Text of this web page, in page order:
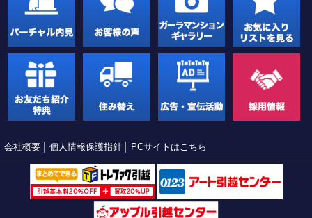
会社概要 個人情報保護指針 PCサイトはこちら